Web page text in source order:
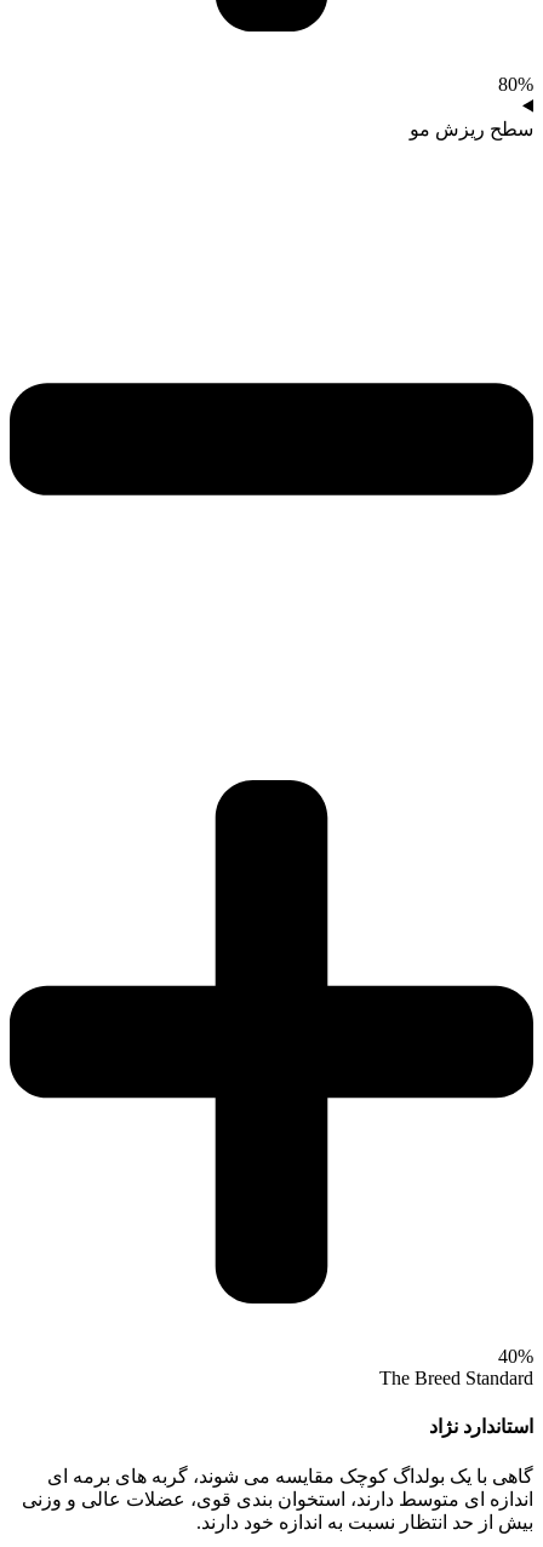
80%
سطح ریزش مو
40%
The Breed Standard
استاندارد نژاد
گاهی با یک بولداگ کوچک مقایسه می‌ شوند، گربه‌ های برمه‌ ای
اندازه‌ ای متوسط دارند، استخوان‌ بندی قوی، عضلات عالی و وزنی
بیش از حد انتظار نسبت به اندازه خود دارند.